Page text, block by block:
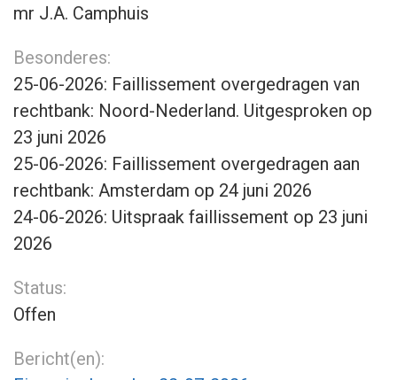
mr J.A. Camphuis
Besonderes:
25-06-2026: Faillissement overgedragen van
rechtbank: Noord-Nederland. Uitgesproken op
23 juni 2026
25-06-2026: Faillissement overgedragen aan
rechtbank: Amsterdam op 24 juni 2026
24-06-2026: Uitspraak faillissement op 23 juni
2026
Status:
Offen
Bericht(en):